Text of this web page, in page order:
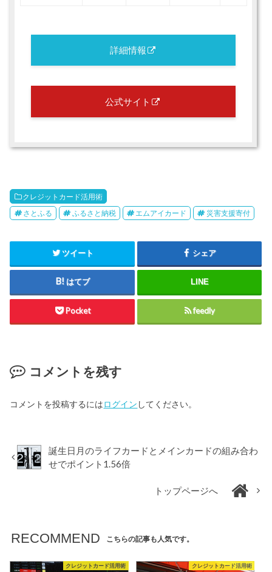
詳細情報
公式サイト
クレジットカード活用術
さとふる
ふるさと納税 エムアイカード 災害支援寄付
ツイート シェア
はてブ LINE
Pocket feedly
コメントを残す
コメントを投稿するにはログイン してください。
誕生日月のライフカードとメインカードの組み合わ
せでポイント1.56倍
トップページへ
RECOMMEND こちらの記事も人気です。
クレジットカード活用術 クレジットカード活用術